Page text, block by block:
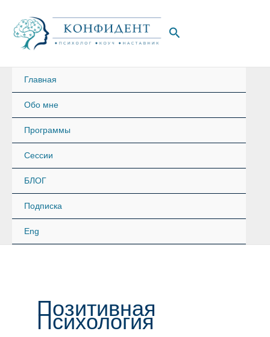
содержимому
Поиск
Главная
Обо мне
Программы
Сессии
БЛОГ
Подписка
Eng
Позитивная
Психология